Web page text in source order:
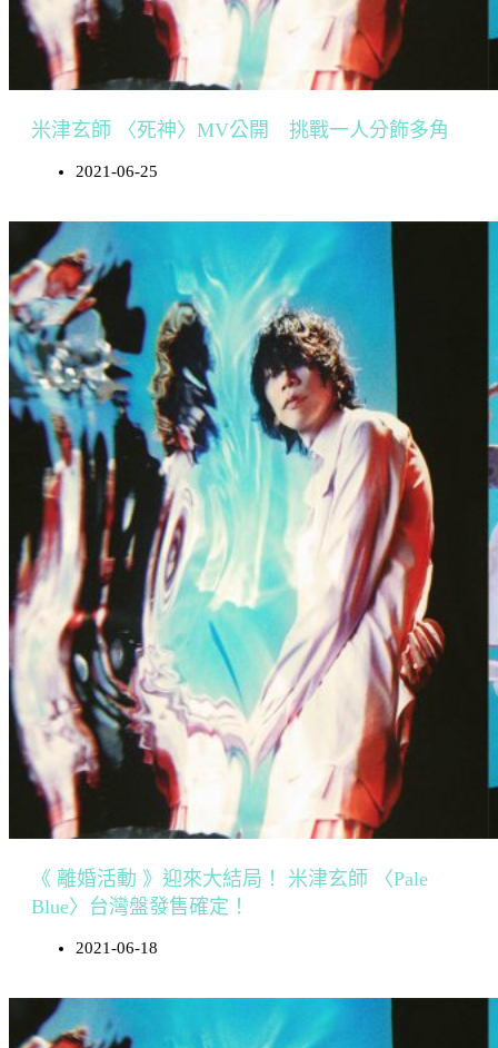
米津玄師 〈死神〉MV公開 挑戰一人分飾多角
2021-06-25
《 離婚活動 》迎來大結局！ 米津玄師 〈Pale
Blue〉台灣盤發售確定！
2021-06-18